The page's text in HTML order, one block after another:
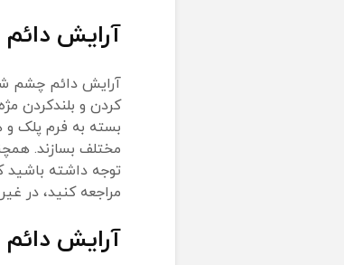
آرایش
آرایش دائم چشم
کردن و بلندکردن
بسته به فرم پلک
مختلف بسازند.
توجه داشته
مراجعه کنید، در
آرایش